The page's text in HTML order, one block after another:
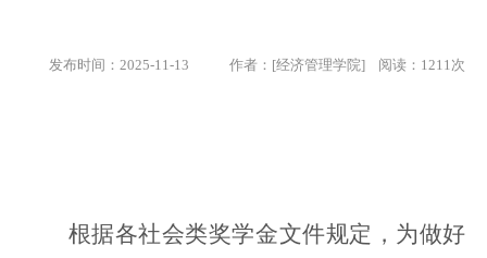
发布时间：2025-11-13 作者：[经济管理学院] 阅读： 1211次
根据各社会类奖学金文件规定，为做好